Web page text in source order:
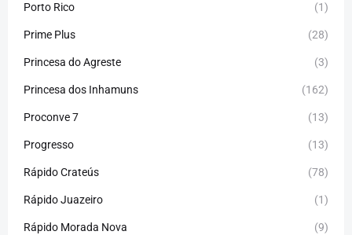
Porto Rico (1)
Prime Plus (28)
Princesa do Agreste (3)
Princesa dos Inhamuns (162)
Proconve 7 (13)
Progresso (13)
Rápido Crateús (78)
Rápido Juazeiro (1)
Rápido Morada Nova (9)